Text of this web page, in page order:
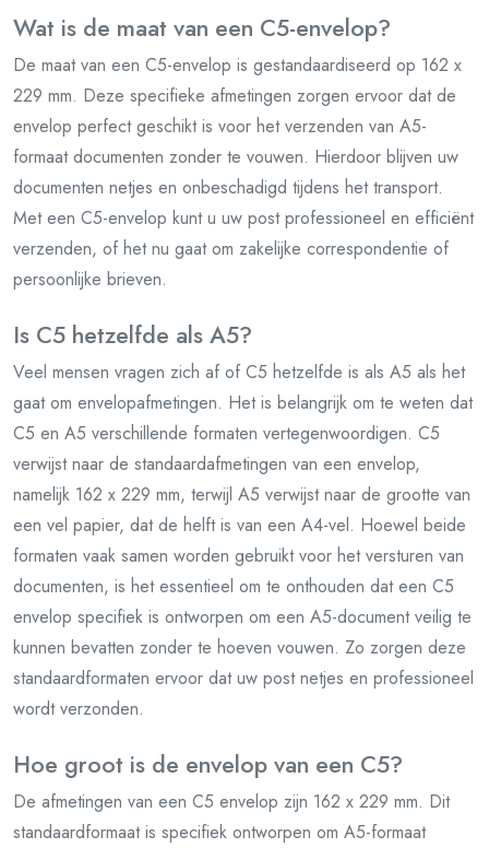
Wat is de maat van een C5-envelop?
De maat van een C5-envelop is gestandaardiseerd op 162 x
229 mm. Deze specifieke afmetingen zorgen ervoor dat de
envelop perfect geschikt is voor het verzenden van A5-
formaat documenten zonder te vouwen. Hierdoor blijven uw
documenten netjes en onbeschadigd tijdens het transport.
Met een C5-envelop kunt u uw post professioneel en efficiënt
verzenden, of het nu gaat om zakelijke correspondentie of
persoonlijke brieven.
Is C5 hetzelfde als A5?
Veel mensen vragen zich af of C5 hetzelfde is als A5 als het
gaat om envelopafmetingen. Het is belangrijk om te weten dat
C5 en A5 verschillende formaten vertegenwoordigen. C5
verwijst naar de standaardafmetingen van een envelop,
namelijk 162 x 229 mm, terwijl A5 verwijst naar de grootte van
een vel papier, dat de helft is van een A4-vel. Hoewel beide
formaten vaak samen worden gebruikt voor het versturen van
documenten, is het essentieel om te onthouden dat een C5
envelop specifiek is ontworpen om een A5-document veilig te
kunnen bevatten zonder te hoeven vouwen. Zo zorgen deze
standaardformaten ervoor dat uw post netjes en professioneel
wordt verzonden.
Hoe groot is de envelop van een C5?
De afmetingen van een C5 envelop zijn 162 x 229 mm. Dit
standaardformaat is specifiek ontworpen om A5-formaat